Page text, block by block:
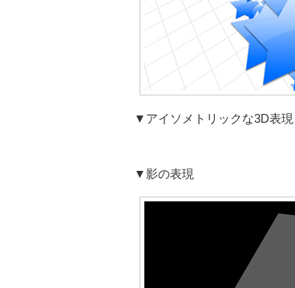
▼アイソメトリックな3D表
▼影の表現